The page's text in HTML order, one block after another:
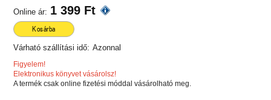
Online ár: 1 399 Ft
Kosárba
Várható szállítási idő: Azonnal
Figyelem!
Elektronikus könyvet vásárolsz!
A termék csak online fizetési móddal vásárolható meg.